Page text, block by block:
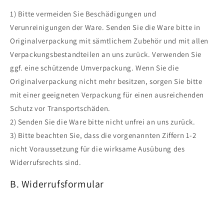
1) Bitte vermeiden Sie Beschädigungen und
Verunreinigungen der Ware. Senden Sie die Ware bitte in
Originalverpackung mit sämtlichem Zubehör und mit allen
Verpackungsbestandteilen an uns zurück. Verwenden Sie
ggf. eine schützende Umverpackung. Wenn Sie die
Originalverpackung nicht mehr besitzen, sorgen Sie bitte
mit einer geeigneten Verpackung für einen ausreichenden
Schutz vor Transportschäden.
2) Senden Sie die Ware bitte nicht unfrei an uns zurück.
3) Bitte beachten Sie, dass die vorgenannten Ziffern 1-2
nicht Voraussetzung für die wirksame Ausübung des
Widerrufsrechts sind.
B. Widerrufsformular